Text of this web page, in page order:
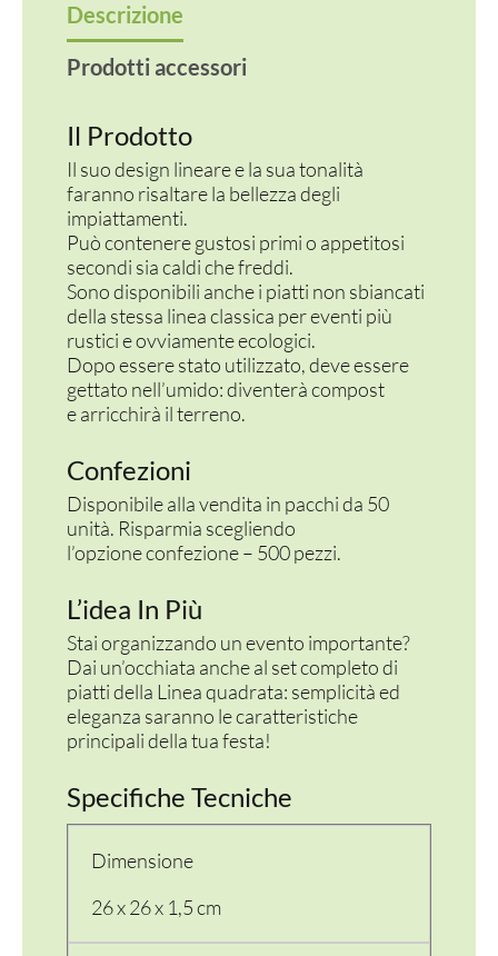
Descrizione
Prodotti accessori
Il Prodotto
Il suo design lineare e la sua tonalità
faranno risaltare la bellezza degli
impiattamenti.
Può contenere gustosi primi o appetitosi
secondi sia caldi che freddi.
Sono disponibili anche i piatti non sbiancati
della stessa linea classica per eventi più
rustici e ovviamente ecologici.
Dopo essere stato utilizzato, deve essere
gettato nell’umido: diventerà compost
e arricchirà il terreno.
Confezioni
Disponibile alla vendita in pacchi da 50
unità. Risparmia scegliendo
l’opzione confezione – 500 pezzi.
L’idea In Più
Stai organizzando un evento importante?
Dai un’occhiata anche al set completo di
piatti della Linea quadrata: semplicità ed
eleganza saranno le caratteristiche
principali della tua festa!
Specifiche Tecniche
Dimensione
26 x 26 x 1,5 cm